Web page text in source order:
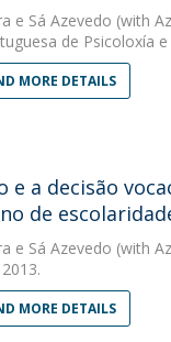
e Sá Azevedo (with
de Psicoloxía
MORE DETAILS
e a decisão
de
e Sá Azevedo (with
MORE DETAILS